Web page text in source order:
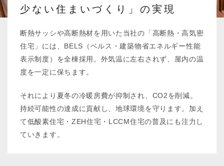
少ない住まいづくり」の実現
断熱サッシや高断熱材を用いた当社の「高断熱・高気密
住宅」には、BELS（ベルス・建築物省エネルギー性能
表示制度）を全棟採用。外気温に左右されず、屋内の温
度を一定に保ちます。
それにより夏冬の冷暖房費が抑制され、CO2を削減。
持続可能性の達成に貢献し、地球環境を守ります。加え
て低酸素住宅・ZEH住宅・LCCM住宅の普及にも注力し
ていきます。